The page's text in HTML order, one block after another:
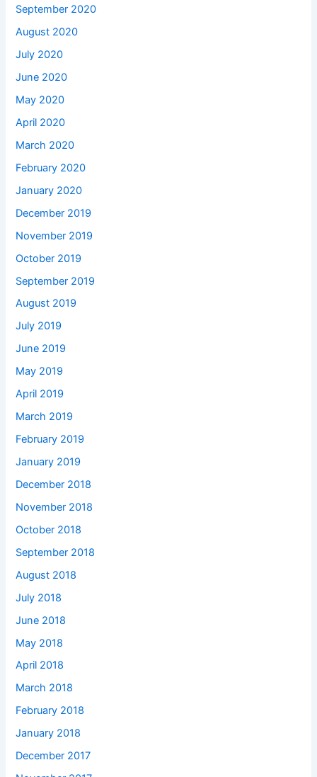
September 2020
August 2020
July 2020
June 2020
May 2020
April 2020
March 2020
February 2020
January 2020
December 2019
November 2019
October 2019
September 2019
August 2019
July 2019
June 2019
May 2019
April 2019
March 2019
February 2019
January 2019
December 2018
November 2018
October 2018
September 2018
August 2018
July 2018
June 2018
May 2018
April 2018
March 2018
February 2018
January 2018
December 2017